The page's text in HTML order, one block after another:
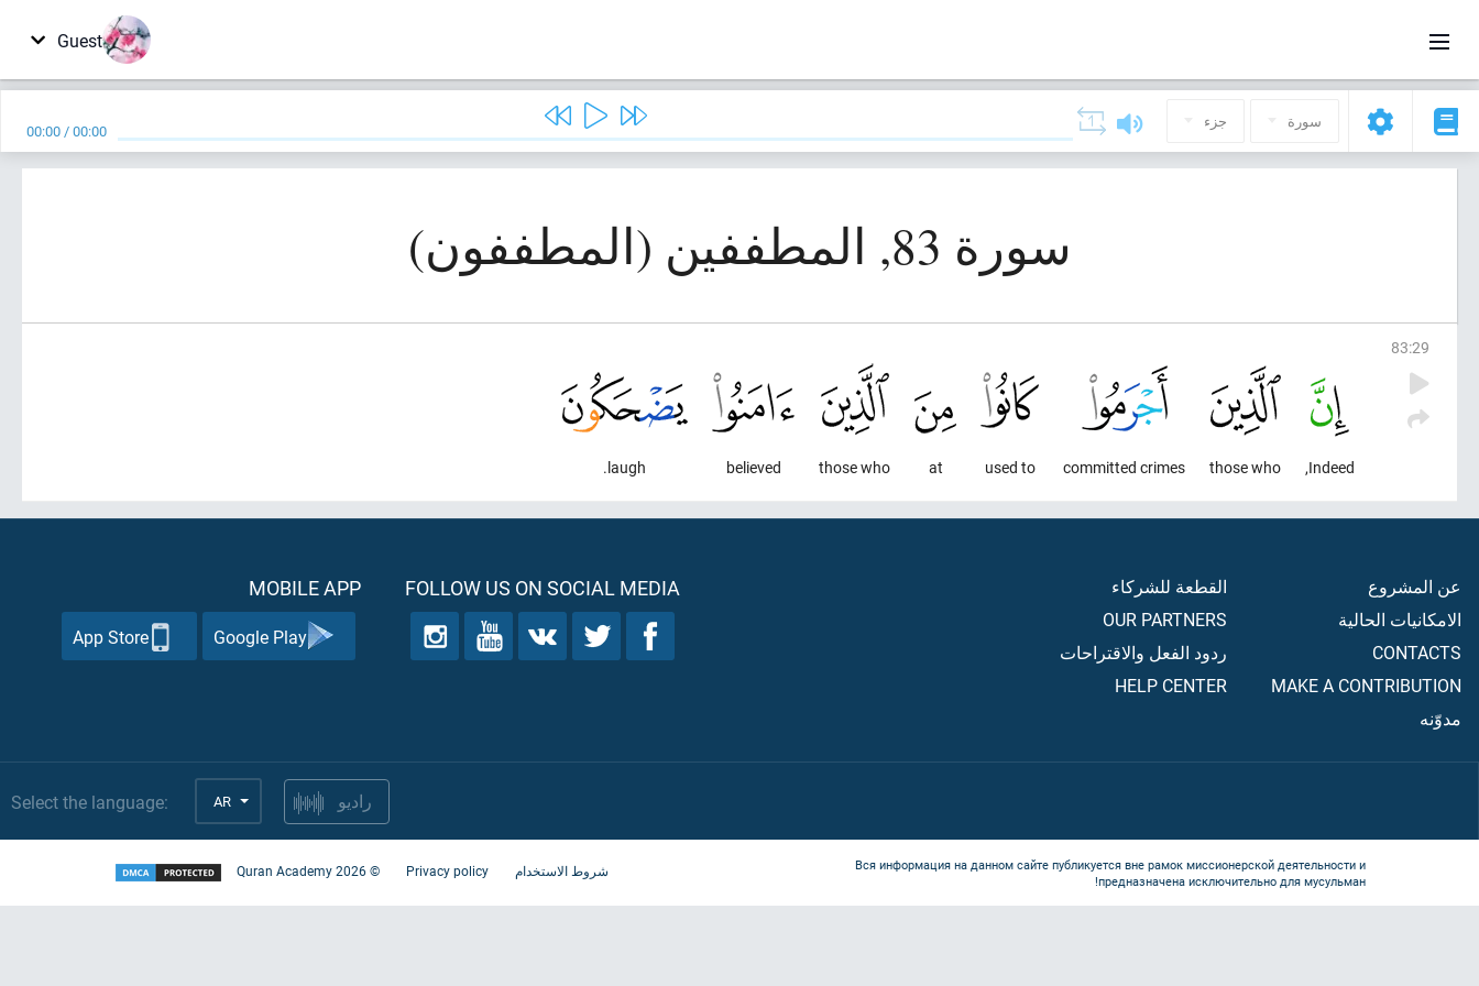
Guest
سورة جزء 00:00 /00:00
سورة 83, المطففين (المطففون)
83:29
Indeed,
those who
committed crimes
used to
at
those who
believed
laugh.
عن المشروع
الامكانيات الحالية
CONTACTS
MAKE A CONTRIBUTION
مدوّنه
القطعة للشركاء
OUR PARTNERS
ردود الفعل والاقتراحات
HELP CENTER
FOLLOW US ON SOCIAL MEDIA
MOBILE APP
Google Play
App Store
Select the language: AR راديو
Вся информация на данном сайте публикуется вне рамок миссионерской деятельности и
предназначена исключительно для мусульман!
شروط الاستخدام Privacy policy
©
2026